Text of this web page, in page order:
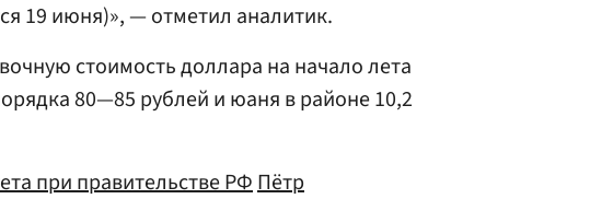
19 июня)», — отметил аналитик.
стоимость доллара на начало лета
80—85 рублей и юаня в районе 10,2
при правительстве РФПётр